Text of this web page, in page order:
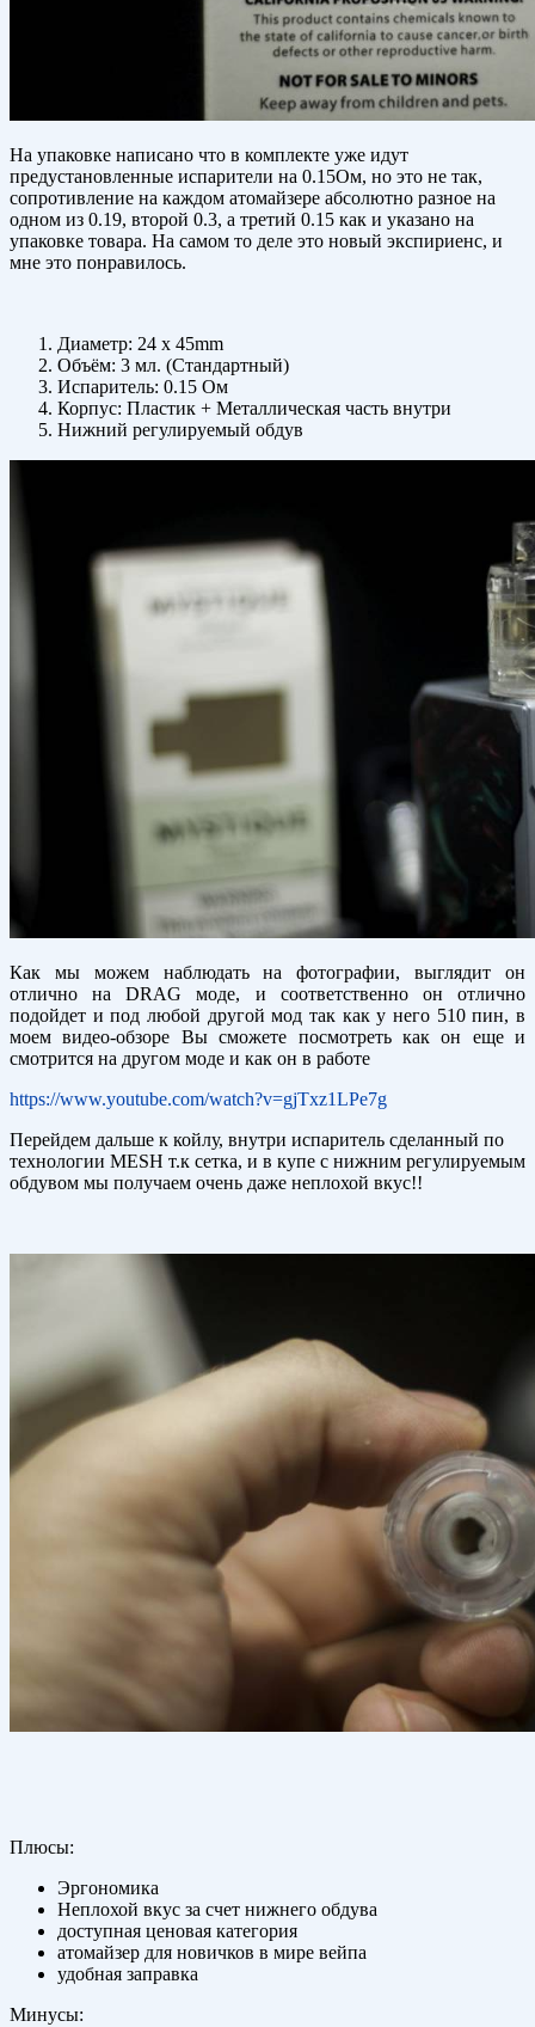
На упаковке написано что в комплекте уже идут
предустановленные испарители на 0.15Ом, но это не так,
сопротивление на каждом атомайзере абсолютно разное на
одном из 0.19, второй 0.3, а третий 0.15 как и указано на
упаковке товара. На самом то деле это новый экспириенс, и
мне это понравилось.
Диаметр: 24 x 45mm
Объём: 3 мл. (Стандартный)
Испаритель: 0.15 Ом
Корпус: Пластик + Металлическая часть внутри
Нижний регулируемый обдув
Как мы можем наблюдать на фотографии, выглядит он
отлично на DRAG моде, и соответственно он отлично
подойдет и под любой другой мод так как у него 510 пин, в
моем видео-обзоре Вы сможете посмотреть как он еще и
смотрится на другом моде и как он в работе
https://www.youtube.com/watch?v=gjTxz1LPe7g
Перейдем дальше к койлу, внутри испаритель сделанный по
технологии MESH т.к сетка, и в купе с нижним регулируемым
обдувом мы получаем очень даже неплохой вкус!!
Плюсы:
Эргономика
Неплохой вкус за счет нижнего обдува
доступная ценовая категория
атомайзер для новичков в мире вейпа
удобная заправка
Минусы: